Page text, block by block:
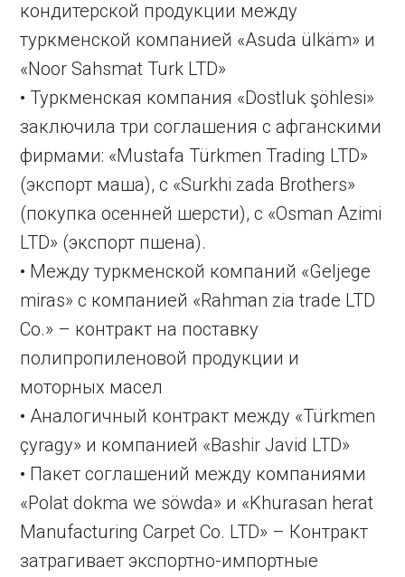
кондитерской продукции между
туркменской компанией «Asuda ülkäm» и
«Noor Sahsmat Turk LTD»
• Туркменская компания «Dostluk şöhlesi»
заключила три соглашения с афганскими
фирмами: «Mustafa Türkmen Trading LTD»
(экспорт маша), с «Surkhi zada Brothers»
(покупка осенней шерсти), с «Osman Azimi
LTD» (экспорт пшена).
• Между туркменской компаний «Geljege
miras» с компанией «Rahman zia trade LTD
Co.» – контракт на поставку
полипропиленовой продукции и
моторных масел
• Аналогичный контракт между «Türkmen
çyragy» и компанией «Bashir Javid LTD»
• Пакет соглашений между компаниями
«Polat dokma we söwda» и «Khurasan herat
Manufacturing Carpet Co. LTD» – Контракт
затрагивает экспортно-импортные